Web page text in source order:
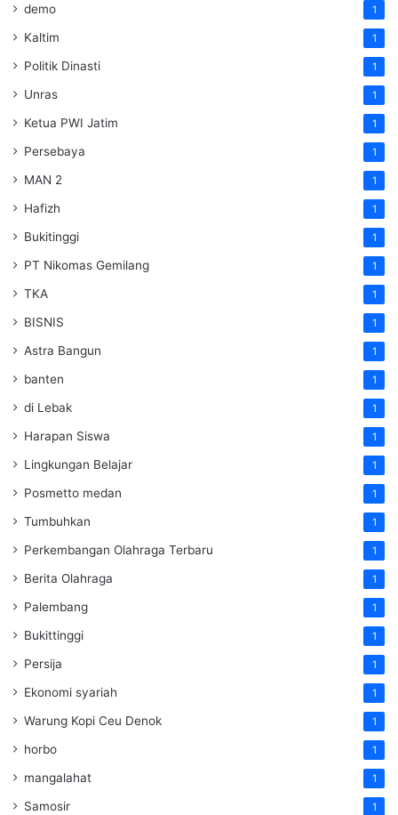
demo 1
Kaltim 1
Politik Dinasti 1
Unras 1
Ketua PWI Jatim 1
Persebaya 1
MAN 2 1
Hafizh 1
Bukitinggi 1
PT Nikomas Gemilang 1
TKA 1
BISNIS 1
Astra Bangun 1
banten 1
di Lebak 1
Harapan Siswa 1
Lingkungan Belajar 1
Posmetto medan 1
Tumbuhkan 1
Perkembangan Olahraga Terbaru 1
Berita Olahraga 1
Palembang 1
Bukittinggi 1
Persija 1
Ekonomi syariah 1
Warung Kopi Ceu Denok 1
horbo 1
mangalahat 1
Samosir 1